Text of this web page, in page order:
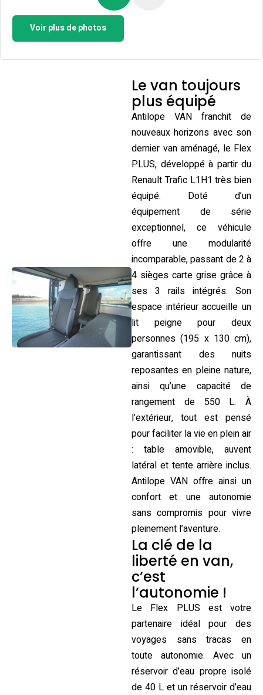
Voir plus de photos
Le van toujours
plus équipé
Antilope VAN franchit de
nouveaux horizons avec son
dernier van aménagé, le Flex
PLUS, développé à partir du
Renault Trafic L1H1 très bien
équipé. Doté d’un
équipement de série
exceptionnel, ce véhicule
offre une modularité
incomparable, passant de 2 à
4 sièges carte grise grâce à
ses 3 rails intégrés. Son
espace intérieur accueille un
lit peigne pour deux
personnes (195 x 130 cm),
garantissant des nuits
reposantes en pleine nature,
ainsi qu’une capacité de
rangement de 550 L. À
l’extérieur, tout est pensé
pour faciliter la vie en plein air
: table amovible, auvent
latéral et tente arrière inclus.
Antilope VAN offre ainsi un
confort et une autonomie
sans compromis pour vivre
pleinement l’aventure.
La clé de la
liberté en van,
c’est
l’autonomie !
Le Flex PLUS est votre
partenaire idéal pour des
voyages sans tracas en
toute autonomie. Avec un
réservoir d’eau propre isolé
de 40 L et un réservoir d’eau